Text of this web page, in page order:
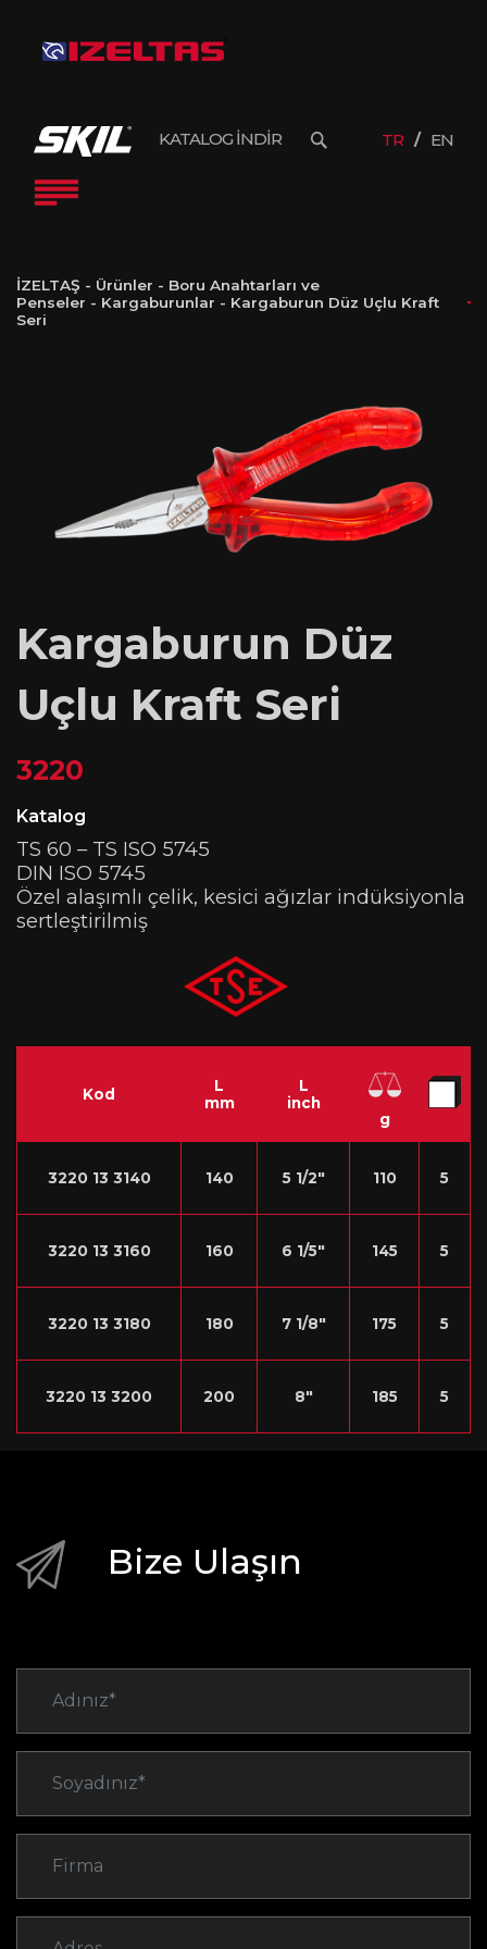
KATALOG İNDİR TR EN
İZELTAŞ - Ürünler - Boru Anahtarları ve
Penseler - Kargaburunlar - Kargaburun Düz Uçlu Kraft
Seri
Kargaburun Düz
Uçlu Kraft Seri
3220
Katalog
TS 60 – TS ISO 5745
DIN ISO 5745
Özel alaşımlı çelik, kesici ağızlar indüksiyonla
sertleştirilmiş
Kod
L
mm
L
inch
g
3220 13 3140 140 5 1/2″ 110 5
3220 13 3160 160 6 1/5″ 145 5
3220 13 3180 180 7 1/8″ 175 5
3220 13 3200 200 8″ 185 5
Bize Ulaşın